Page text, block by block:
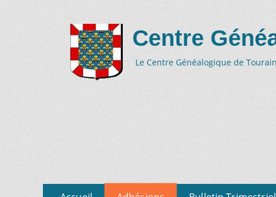
Centre
Le Centre Généalogique de
Menu